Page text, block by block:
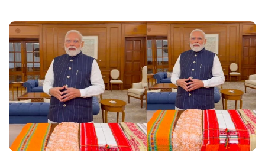
की समस्या को काफी हद तक कम किया जा सकता है.